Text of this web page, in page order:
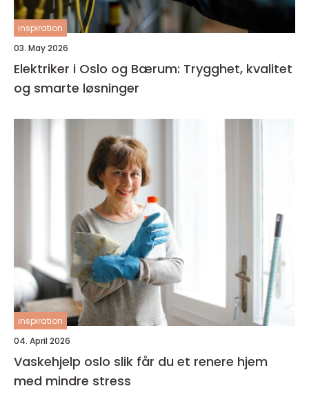
inspiration
03. May 2026
Elektriker i Oslo og Bærum: Trygghet, kvalitet
og smarte løsninger
inspiration
04. April 2026
Vaskehjelp oslo slik får du et renere hjem
med mindre stress